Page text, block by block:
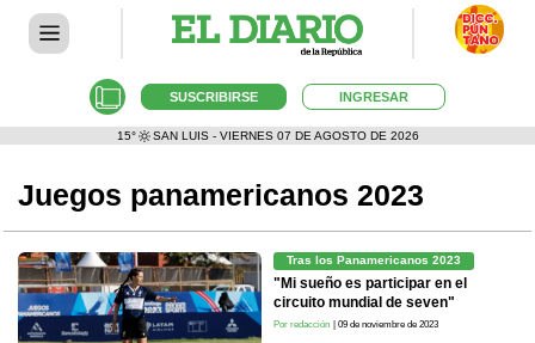
SUSCRIBIRSE INGRESAR
15° SAN LUIS - VIERNES 07 DE AGOSTO DE 2026
Juegos panamericanos 2023
Tras los Panamericanos 2023
"Mi sueño es participar en el
circuito mundial de seven"
Por redacción | 09 de noviembre de 2023